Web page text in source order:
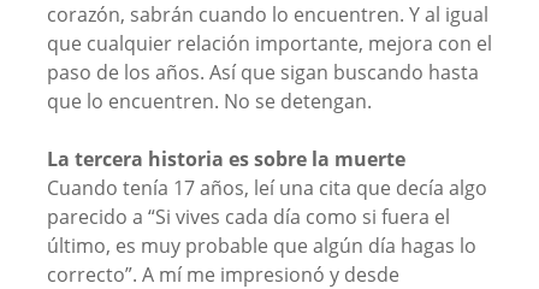
corazón, sabrán cuando lo encuentren. Y al igual
que cualquier relación importante, mejora con el
paso de los años. Así que sigan buscando hasta
que lo encuentren. No se detengan.
La tercera historia es sobre la muerte
Cuando tenía 17 años, leí una cita que decía algo
parecido a “Si vives cada día como si fuera el
último, es muy probable que algún día hagas lo
correcto”. A mí me impresionó y desde